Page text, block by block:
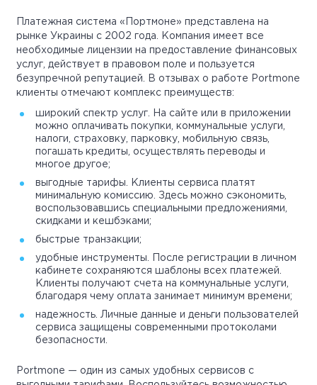
Платежная система «Портмоне» представлена на
рынке Украины с 2002 года. Компания имеет все
необходимые лицензии на предоставление финансовых
услуг, действует в правовом поле и пользуется
безупречной репутацией. В отзывах о работе Portmone
клиенты отмечают комплекс преимуществ:
широкий спектр услуг. На сайте или в приложении
можно оплачивать покупки, коммунальные услуги,
налоги, страховку, парковку, мобильную связь,
погашать кредиты, осуществлять переводы и
многое другое;
выгодные тарифы. Клиенты сервиса платят
минимальную комиссию. Здесь можно сэкономить,
воспользовавшись специальными предложениями,
скидками и кешбэками;
быстрые транзакции;
удобные инструменты. После регистрации в личном
кабинете сохраняются шаблоны всех платежей.
Клиенты получают счета на коммунальные услуги,
благодаря чему оплата занимает минимум времени;
надежность. Личные данные и деньги пользователей
сервиса защищены современными протоколами
безопасности.
Portmone — один из самых удобных сервисов с